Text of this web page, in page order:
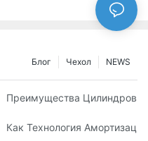
NEWS
Чехол
Блог
& Общие
Преимущества Цилиндров
Как Технология